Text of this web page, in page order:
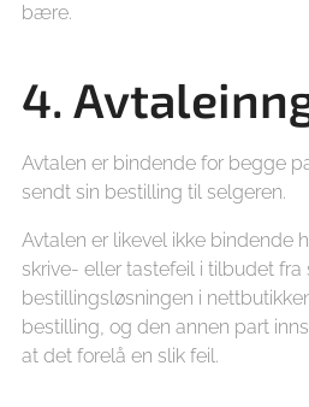
bære.
4.
Avtalen er bindende for begge
sendt sin bestilling til selgeren.
Avtalen er likevel ikke bindende
skrive- eller tastefeil i tilbudet fra
bestillingsløsningen i
bestilling, og den annen part
at det forelå en slik feil.